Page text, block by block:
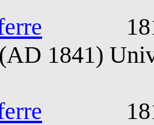
1815-
1841)
1815-